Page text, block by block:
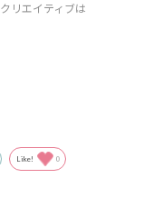
クリエイティブは
Like! 0